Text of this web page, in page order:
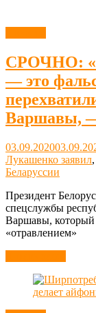
СРОЧНО:
— это
Варшавы,
03.09.2020
Лукашенко заявил,
Беларуссии
Президент
спецслужбы
Варшавы, который
«отравлением»